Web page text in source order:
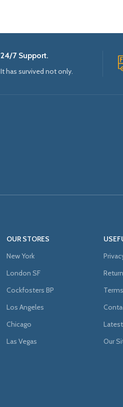
24/7 Support.
It has survived not only.
OUR STORES
New York
London SF
Cockfosters BP
Los Angeles
Chicago
Las Vegas
Our